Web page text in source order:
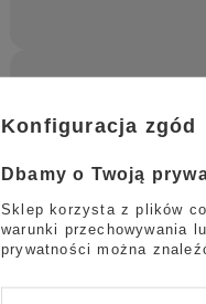
Konfiguracja zgód
Dbamy o Twoją
Sklep korzysta z plików
warunki przechowywania
prywatności można